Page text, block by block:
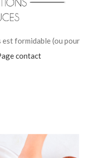
est formidable (ou pour
contact